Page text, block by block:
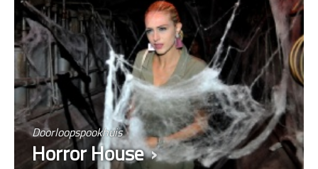
Doorloopspookhuis
Horror House